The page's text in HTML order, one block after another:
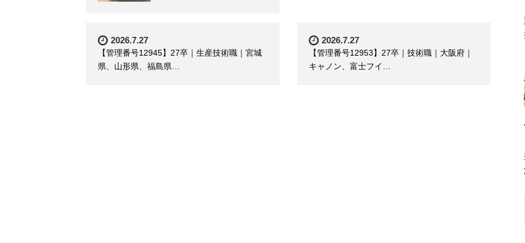
2026.7.27
【管理番号12945】27卒｜生産技術職｜宮城
県、山形県、福島県…
2026.7.27
【管理番号12953】27卒｜技術職｜大阪府｜
キャノン、富士フイ…